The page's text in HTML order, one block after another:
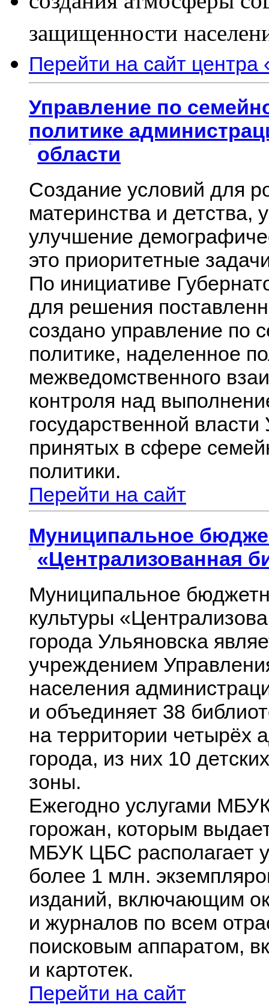
защищенности
Перейти на сайт центра
Управление по
политике
области
Создание условий для
материнства и детства,
улучшение
это приоритетные
По инициативе
для решения
создано управление по
политике, наделенное
межведомственного
контроля над
государственной
принятых в сфере
политики.
Перейти на сайт
Муниципальное
«Централизованная
Муниципальное
культуры «
города Ульяновска
учреждением
населения
и объединяет 38
на территории четырёх
города, из них 10
зоны.
Ежегодно услугами
горожан, которым
МБУК ЦБС располагает
более 1 млн.
изданий, включающим
и журналов по всем
поисковым аппаратом,
и картотек.
Перейти на сайт